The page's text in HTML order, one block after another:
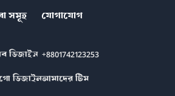
সমূহ
ডিজাইন
ডিজাইন
যোগাযোগ
+8801742123253
আমাদের টিম